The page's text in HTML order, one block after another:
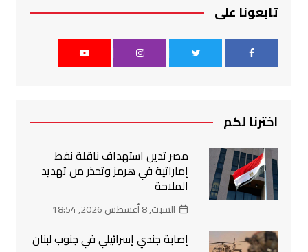
تابعونا على
اخترنا لكم
مصر تدين استهداف ناقلة نفط
إماراتية في هرمز وتحذر من تهديد
الملاحة
السبت, 8 أغسطس 2026, 18:54
إصابة جندي إسرائيلي في جنوب لبنان